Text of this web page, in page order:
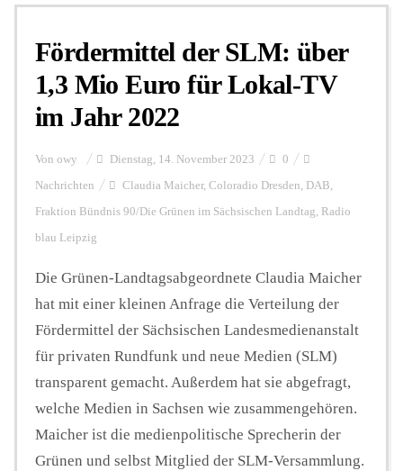
Personalien
Hintergrund
FUNKTURM-Beiträge
Seminare
Unterstützen
Fördermittel der SLM: über
1,3 Mio Euro für Lokal-TV
im Jahr 2022
Von owy Dienstag, 14. November 2023 0
Nachrichten Claudia Maicher, Coloradio Dresden, DAB,
Fraktion Bündnis 90/Die Grünen im Sächsischen Landtag, Radio
blau Leipzig
Die Grünen-Landtagsabgeordnete Claudia Maicher
hat mit einer kleinen Anfrage die Verteilung der
Fördermittel der Sächsischen Landesmedienanstalt
für privaten Rundfunk und neue Medien (SLM)
transparent gemacht. Außerdem hat sie abgefragt,
welche Medien in Sachsen wie zusammengehören.
Maicher ist die medienpolitische Sprecherin der
Grünen und selbst Mitglied der SLM-Versammlung.